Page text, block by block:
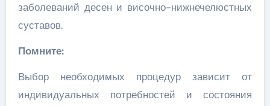
заболеваний десен и височно-нижнечелюстных
суставов.
Помните:
Выбор необходимых процедур зависит от
индивидуальных потребностей и состояния